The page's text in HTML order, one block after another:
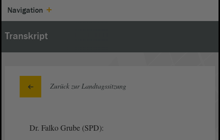
Navigation
Transkript
Zurück zur Landtagssitzung
Dr. Falko Grube (SPD):